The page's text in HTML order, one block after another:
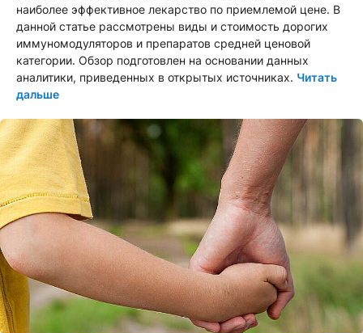
наиболее эффективное лекарство по приемлемой цене. В
данной статье рассмотрены виды и стоимость дорогих
иммуномодуляторов и препаратов средней ценовой
категории. Обзор подготовлен на основании данных
аналитики, приведенных в открытых источниках. Читать
дальше